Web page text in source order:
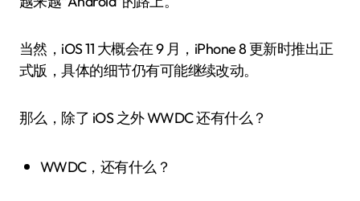
当然，iOS 11 大概会在 9 月，iPhone 8 更新时推出正
式版，具体的细节仍有可能继续改动。
那么，除了 iOS 之外 WWDC 还有什么？
WWDC，还有什么？